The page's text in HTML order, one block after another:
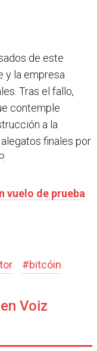
de este
y la empresa
Tras el fallo,
contemple
a la
finales por
vuelo de prueba
#bitcóin
Voiz